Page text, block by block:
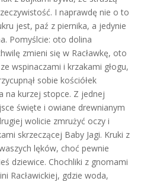
I naprawdę nie o to
jest, paź z piernika, a jedynie
Pomyślcie: oto dolina
zmieni się w Racławkę, oto
wspinaczami i krzakami głogu,
sobie kościółek
na kurzej stopce. Z jednej
święte i owiane drewnianym
wolicie zmrużyć oczy i
skrzeczącej Baby Jagi. Kruki z
lęków, choć pewnie
dziewice. Chochliki z gnomami
Racławickiej, gdzie woda,